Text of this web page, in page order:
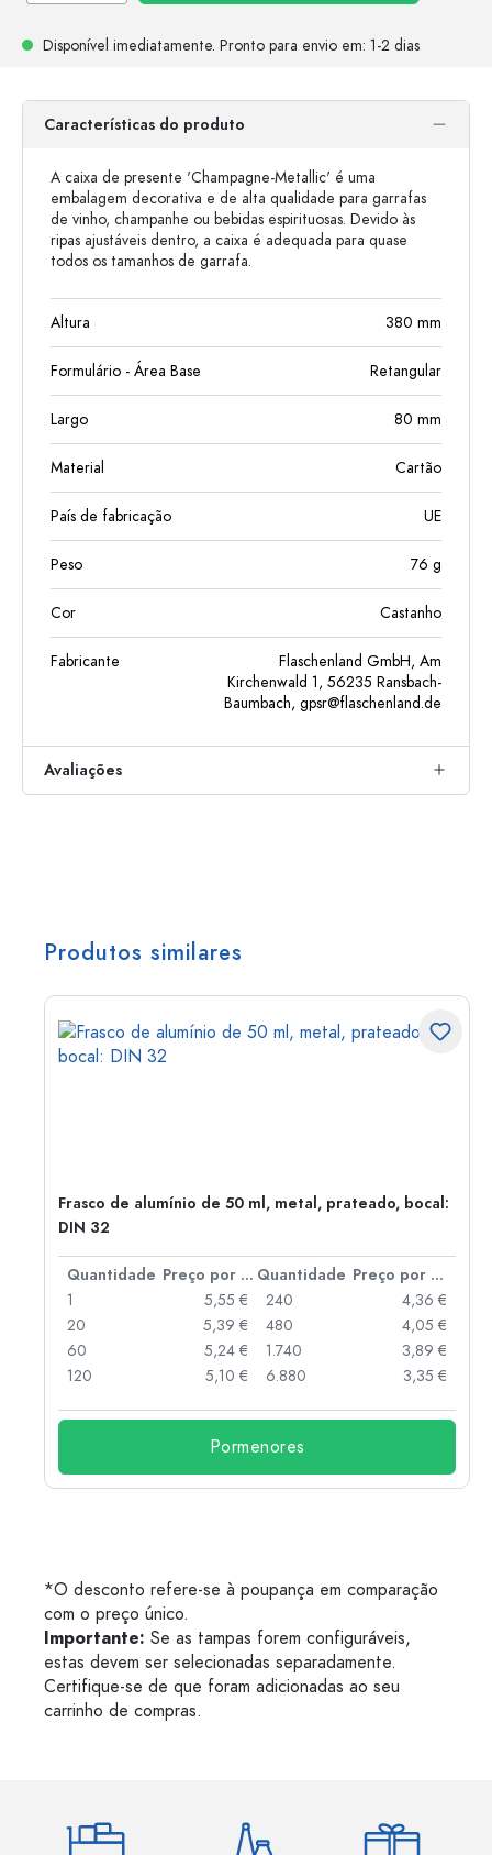
Disponível imediatamente. Pronto para envio em: 1-2 dias
Características do produto
A caixa de presente 'Champagne-Metallic' é uma
embalagem decorativa e de alta qualidade para garrafas
de vinho, champanhe ou bebidas espirituosas. Devido às
ripas ajustáveis ​​dentro, a caixa é adequada para quase
todos os tamanhos de garrafa.
Altura 380 mm
Formulário - Área Base Retangular
Largo 80 mm
Material Cartão
País de fabricação UE
Peso 76 g
Cor Castanho
Fabricante
Flaschenland GmbH, Am
Kirchenwald 1, 56235 Ransbach-
Baumbach, gpsr@flaschenland.de
Avaliações
Produtos similares
Frasco de alumínio de 50 ml, metal, prateado, bocal:
DIN 32
Quantidade Preço por peça Quantidade
Preço por peça
1
5,55 €
20
5,39 €
60
5,24 €
120
5,10 €
240
4,36 €
480
4,05 €
1.740
3,89 €
6.880
3,35 €
Pormenores
*O desconto refere-se à poupança em comparação
com o preço único.
Importante: Se as tampas forem configuráveis,
estas devem ser selecionadas separadamente.
Certifique-se de que foram adicionadas ao seu
carrinho de compras.